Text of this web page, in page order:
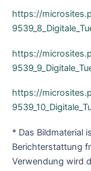
https://
https://
https://
* Das Bildmaterial
Berichterstattung
Verwendung wird